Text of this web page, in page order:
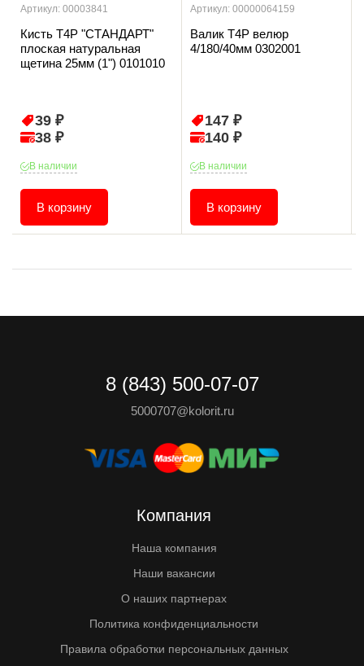
Артикул: 00003841
Кисть T4P "СТАНДАРТ"
плоская натуральная
щетина 25мм (1") 0101010
39 ₽
38 ₽
В наличии
В корзину
Артикул: 00000064159
Валик T4P велюр
4/180/40мм 0302001
147 ₽
140 ₽
В наличии
В корзину
8 (843) 500-07-07
5000707@kolorit.ru
Компания
Наша компания
Наши вакансии
О наших партнерах
Политика конфиденциальности
Правила обработки персональных данных